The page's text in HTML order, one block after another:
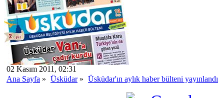
02 Kasım 2011, 02:31
Ana Sayfa » Üsküdar» Üsküdar'ın aylık haber bülteni yayınlandı